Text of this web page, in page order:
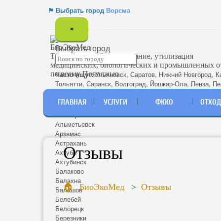
⚑ Выбрать город Ворсма
×
Выбрать город
Часто ищут: Ульяновск, Саратов, Нижний Новгород,
Тольятти, Саранск, Волгоград, Йошкар-Ола, Пенза,
Азнакаево
Алатырь
Альметьевск
Арзамас
Астрахань
Ахтуба
Ахтубинск
Балаково
Балахна
Балашов
Белебей
Белорецк
Березники
Термическое обезвреживание, утилизация
медицинских, биологических и промышленных
по всему Поволжью
ГЛАВНАЯ УСЛУГИ ФККО
Отзывы
БиоЭкоМед Отзывы